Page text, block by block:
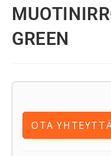
GREEN
OTA